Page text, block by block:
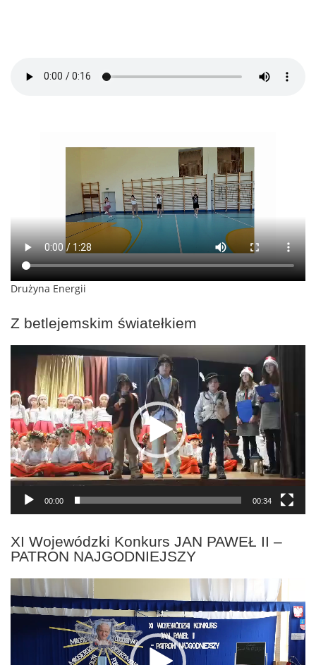
Drużyna Energii
Z betlejemskim światełkiem
Odtwarzacz
00:00 00:34
XI Wojewódzki Konkurs JAN PAWEŁ II –
PATRON NAJGODNIEJSZY
Odtwarzacz
video